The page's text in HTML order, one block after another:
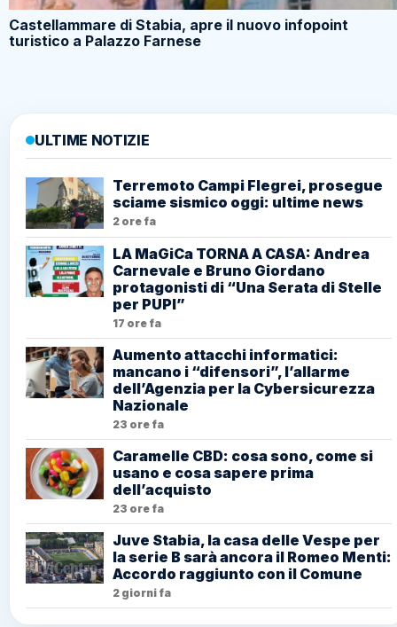
Castellammare di Stabia, apre il nuovo infopoint
turistico a Palazzo Farnese
ULTIME NOTIZIE
Terremoto Campi Flegrei, prosegue
sciame sismico oggi: ultime news
2 ore fa
LA MaGiCa TORNA A CASA: Andrea
Carnevale e Bruno Giordano
protagonisti di “Una Serata di Stelle
per PUPI”
17 ore fa
Aumento attacchi informatici:
mancano i “difensori”, l’allarme
dell’Agenzia per la Cybersicurezza
Nazionale
23 ore fa
Caramelle CBD: cosa sono, come si
usano e cosa sapere prima
dell’acquisto
23 ore fa
Juve Stabia, la casa delle Vespe per
la serie B sarà ancora il Romeo Menti:
Accordo raggiunto con il Comune
2 giorni fa